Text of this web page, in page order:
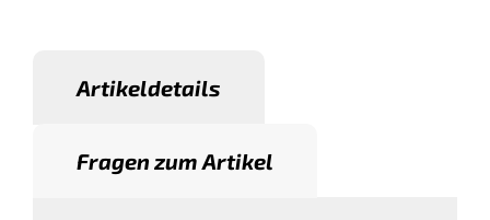
Artikeldetails
Fragen zum Artikel